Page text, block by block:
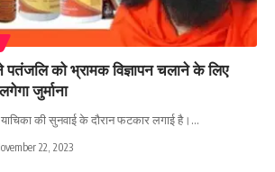
को भ्रामक विज्ञापन चलाने के लिए
जुर्माना
की सुनवाई के दौरान फटकार लगाई है। …
22, 2023